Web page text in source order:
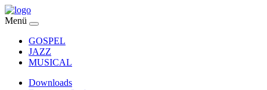
Menü
GOSPEL
JAZZ
MUSICAL
Downloads